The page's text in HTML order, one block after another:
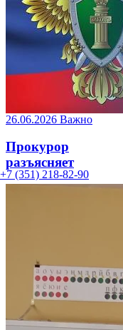
+7 (351) 218-82-90
26.06.2026 Важно
Прокурор
разъясняет